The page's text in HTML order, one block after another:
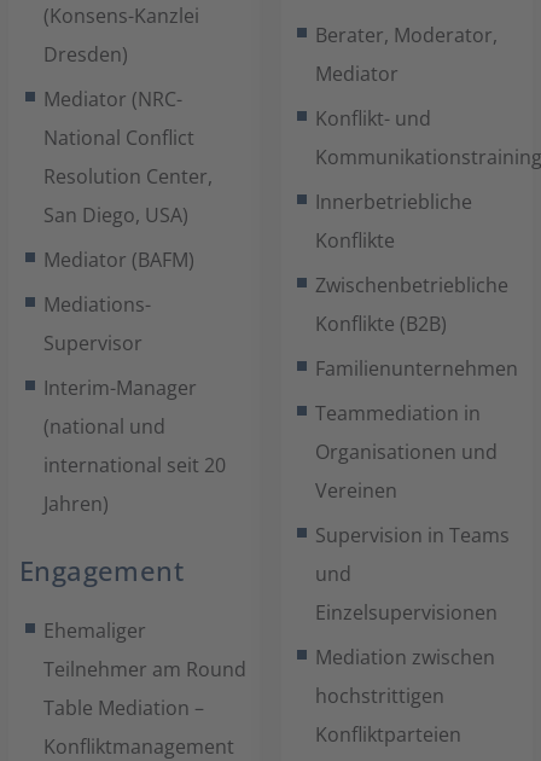
(Konsens-Kanzlei
Dresden)
Mediator (NRC-
National Conflict
Resolution Center,
San Diego, USA)
Mediator (BAFM)
Mediations-
Supervisor
Interim-Manager
(national und
international seit 20
Jahren)
Engagement
Ehemaliger
Teilnehmer am Round
Table Mediation –
Konfliktmanagement
Berater, Moderator,
Mediator
Konflikt- und
Innerbetriebliche
Konflikte
Zwischenbetriebliche
Konflikte (B2B)
Familienunternehmen
Teammediation in
Organisationen und
Vereinen
Supervision in Teams
und
Einzelsupervisionen
Mediation zwischen
hochstrittigen
Konfliktparteien